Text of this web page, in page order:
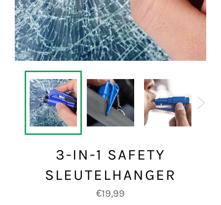
3-IN-1 SAFETY
SLEUTELHANGER
Normale
prijs
€19,99